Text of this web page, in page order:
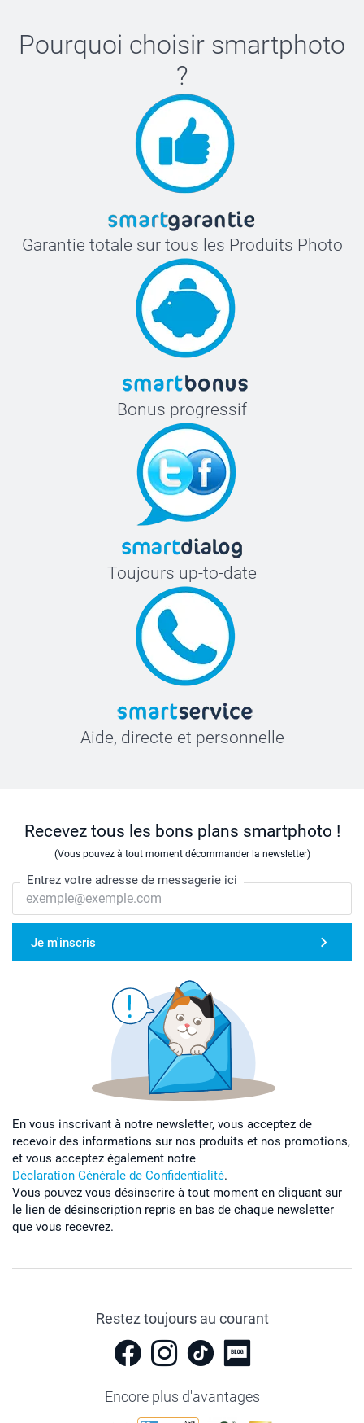
Pourquoi choisir smartphoto
?
Garantie totale sur tous les Produits Photo
Bonus progressif
Toujours up-to-date
Aide, directe et personnelle
Recevez tous les bons plans smartphoto !
(Vous pouvez à tout moment décommander la newsletter)
Entrez votre adresse de messagerie ici
Je m'inscris
En vous inscrivant à notre newsletter, vous acceptez de
recevoir des informations sur nos produits et nos promotions,
et vous acceptez également notre
Déclaration Générale de Confidentialité.
Vous pouvez vous désinscrire à tout moment en cliquant sur
le lien de désinscription repris en bas de chaque newsletter
que vous recevrez.
Restez toujours au courant
Encore plus d'avantages